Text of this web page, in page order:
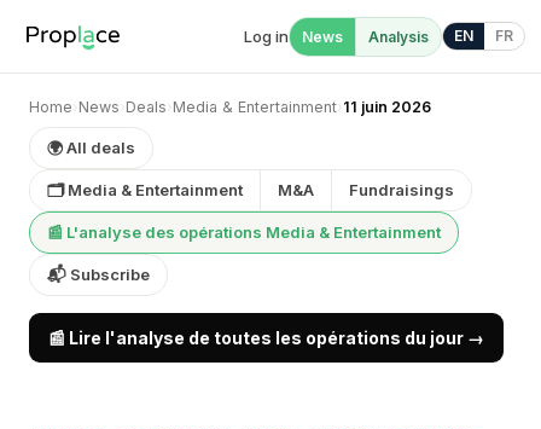
Log in News Analysis EN FR
Home› News› Deals› Media & Entertainment› 11 juin 2026
🌍 All deals
🗂 Media & Entertainment M&A Fundraisings
📰 L'analyse des opérations Media & Entertainment
📬 Subscribe
📰 Lire l'analyse de toutes les opérations du jour →